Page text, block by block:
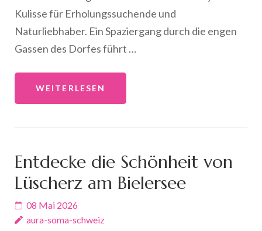
Kulisse für Erholungssuchende und
Naturliebhaber. Ein Spaziergang durch die engen
Gassen des Dorfes führt …
WEITERLESEN
Entdecke die Schönheit von
Lüscherz am Bielersee
08 Mai 2026
aura-soma-schweiz